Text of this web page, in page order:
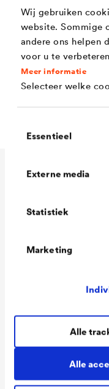
Wij gebruiken
website. Sommige
andere ons helpen
voor u te
Meer informatie
Selecteer welke
Essentieel
Externe media
Statistiek
Marketing
Alle
Alle
VOC-conform
Hoge graad
Reukarm
Goede open tijd
Colour tones